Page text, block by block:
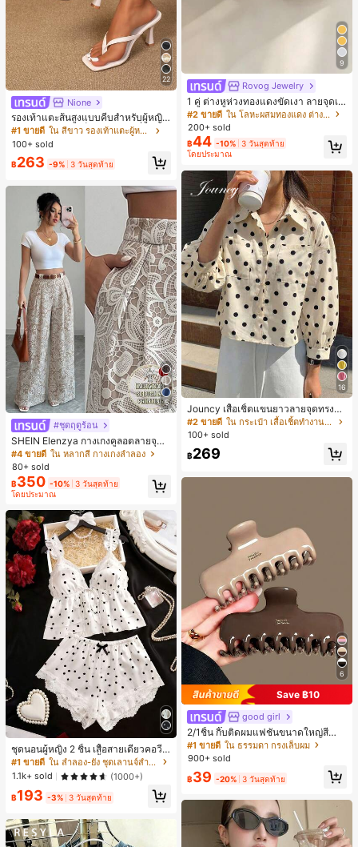
22
Nione
รองเท้าแตะส้นสูงแบบคีบสำหรับผู้หญิง
สไตล์คลาสสิก สีบล็อก สไตล์แฟรี่ฤดูร้อ
น ส้นเข็ม รองเท้าแตะแบบคีบ รองเท้าแ
ตะชายหาดแฟชั่นสายไขว้ รองเท้าผู้ห
ญิง สำหรับออฟฟิศ บ้าน กลางแจ้ง ดีไซ
น์หัวเหลี่ยม ชิคและหรูหรา สำหรับเดทไ
นท์
#1 ขายดี
ใน สีขาว รองเท้าแตะผู้หญิง
100+ sold
฿263 -9% 3 วันสุดท้าย
5
#ชุดฤดูร้อน
SHEIN Elenzya กางเกงคูลอตลายจุดเ
อวสูงแบบใหม่สำหรับฤดูใบไม้ผลิ/ฤดูร้อ
น, สไตล์หรูหราเหมาะสำหรับใส่ในชีวิต
ประจำวันและทำงาน, ให้ความรู้สึกวินเ
ทจสำหรับฤดูรับปริญญา, เทศกาลดนตร
ี, การแข่งม้าดาร์บี้, วันประกาศอิสรภาพ
#4 ขายดี ใน หลากสี กางเกงลำลอง
80+ sold
฿350 -10% 3 วันสุดท้าย
โดยประมาณ
ชุดนอนผู้หญิง 2 ชิ้น เสื้อสายเดี่ยวคอวีลู
กไม้ พร้อมกางเกงขาสั้นแต่งลูกไม้ แต่ง
โบว์ที่เอว ชุดลำลองผู้หญิงนุ่มสบายน่ารั
ก สไตล์เอสเธติก
#1 ขายดี
ใน ลำลอง-ยัง ชุดเลานจ์สำหรับผู้หญิง
1.1k+ sold
(1000+)
฿193 -3% 3 วันสุดท้าย
9
Rovog Jewelry
1 คู่ ต่างหูห่วงทองแดงขัดเงา ลายจุดเร
ขาคณิตสไตล์มินิมอล เหมาะสำหรับสว
มใส่ประจำวันแบบสบายๆ สำหรับผู้หญิง
#2 ขายดี
ใน โลหะผสมทองแดง ต่างหูผู้หญิง
200+ sold
฿44 -10% 3 วันสุดท้าย
โดยประมาณ
16
Jouncy เสื้อเชิ้ตแขนยาวลายจุดทรงหล
วมสำหรับผู้หญิง
#2 ขายดี
ใน กระเป๋า เสื้อเชิ้ตทำงานมีกระเป๋า
100+ sold
฿269
6
Save ฿10
good girl
2/1ชิ้น กิ๊บติดผมแฟชั่นขนาดใหญ่สีน้ำ
ตาลชานมสำหรับผู้หญิง เหมาะสำหรับก
ารอาบน้ำ ล้างหน้า และจัดแต่งทรงผม
#1 ขายดี ใน ธรรมดา กรงเล็บผม
900+ sold
฿39 -20% 3 วันสุดท้าย